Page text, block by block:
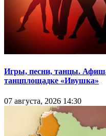
Игры, песни, танцы.
танцплощадке «Ивушка»
07 августа, 2026 14:30